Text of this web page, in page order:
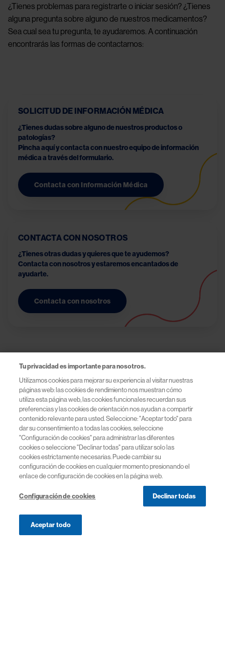
¿Tienes problemas para registrarte o iniciar sesión? ¿Tienes
alguna pregunta sobre alguno de nuestros medicamentos?
Sea cual sea tu pregunta, te ayudaremos. A continuación
encontrarás las formas de contactarnos:
SOLICITUD DE INFORMACIÓN MÉDICA
¿Tienes dudas sobre alguno de nuestros productos o
patologías?
Pincha aquí y contacta con nuestro equipo de información
médica a través del formulario.
Contacta con Información Médica
CONTACTA CON NOSOTROS
¿Tienes otras dudas y quieres que te ayudemos?
Contacta con nosotros y estaremos encantados de
ayudarte.
Contacta con nosotros
Novartis España
El contenido de esta web va dirigido a profesionales
sanitarios colegiados en territorio español
Ayuda
Tu privacidad es importante para nosotros.
Utilizamos cookies para mejorar su experiencia al visitar nuestras
páginas web: las cookies de rendimiento nos muestran cómo
utiliza esta página web, las cookies funcionales recuerdan sus
preferencias y las cookies de orientación nos ayudan a compartir
contenido relevante para usted. Seleccione: "Aceptar todo" para
dar su consentimiento a todas las cookies, seleccione
"Configuración de cookies" para administrar las diferentes
cookies o seleccione "Declinar todas" para utilizar solo las
cookies estrictamente necesarias. Puede cambiar su
configuración de cookies en cualquier momento presionando el
enlace de configuración de cookies en la página web.
Configuración de cookies Declinar todas
Aceptar todo